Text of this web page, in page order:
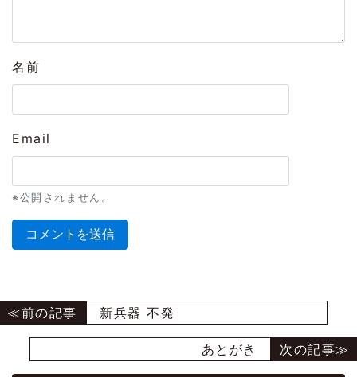
名前
Email
※公開されません。
新兵器 不発
あとがき